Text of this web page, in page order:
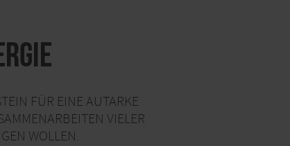
FÜR EINE AUTARKE
VIELER
WOLLEN.